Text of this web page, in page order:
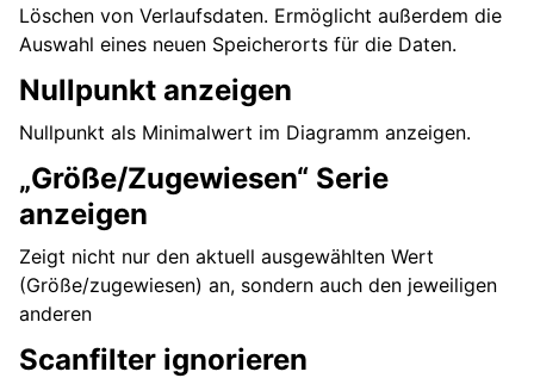
Löschen von Verlaufsdaten. Ermöglicht außerdem die
Auswahl eines neuen Speicherorts für die Daten.
Nullpunkt anzeigen
Nullpunkt als Minimalwert im Diagramm anzeigen.
„Größe/Zugewiesen“ Serie
anzeigen
Zeigt nicht nur den aktuell ausgewählten Wert
(Größe/zugewiesen) an, sondern auch den jeweiligen
anderen
Scanfilter ignorieren